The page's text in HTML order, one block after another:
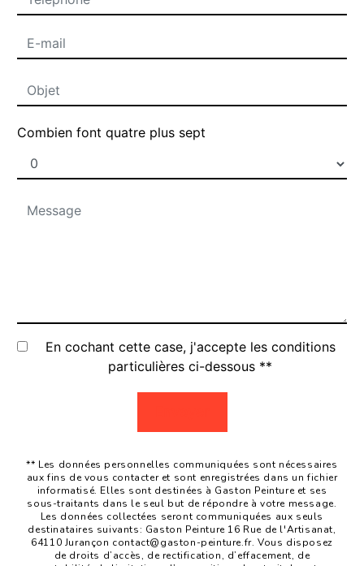
Combien font quatre plus sept
En cochant cette case, j'accepte les conditions
particulières ci-dessous **
** Les données personnelles communiquées sont nécessaires
aux fins de vous contacter et sont enregistrées dans un fichier
informatisé. Elles sont destinées à Gaston Peinture et ses
sous-traitants dans le seul but de répondre à votre message.
Les données collectées seront communiquées aux seuls
destinataires suivants: Gaston Peinture 16 Rue de l'Artisanat,
64110 Jurançon contact@gaston-peinture.fr. Vous disposez
de droits d’accès, de rectification, d’effacement, de